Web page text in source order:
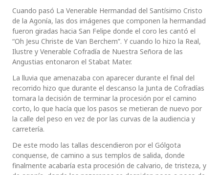
Cuando pasó La Venerable Hermandad del Santísimo Cristo
de la Agonía, las dos imágenes que componen la hermandad
fueron giradas hacia San Felipe donde el coro les cantó el
“Oh Jesu Christe de Van Berchem”. Y cuando lo hizo la Real,
Ilustre y Venerable Cofradía de Nuestra Señora de las
Angustias entonaron el Stabat Mater.
La lluvia que amenazaba con aparecer durante el final del
recorrido hizo que durante el descanso la Junta de Cofradías
tomara la decisión de terminar la procesión por el camino
corto, lo que hacía que los pasos se metieran de nuevo por
la calle del peso en vez de por las curvas de la audiencia y
carretería.
De este modo las tallas descendieron por el Gólgota
conquense, de camino a sus templos de salida, donde
finalmente acabaría esta procesión de calvario, de tristeza, y